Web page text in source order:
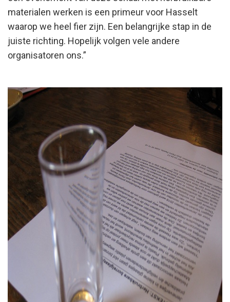
materialen werken is een primeur voor Hasselt
waarop we heel fier zijn. Een belangrijke stap in de
juiste richting. Hopelijk volgen vele andere
organisatoren ons.”